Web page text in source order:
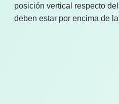
posición vertical respecto
deben estar por encima de